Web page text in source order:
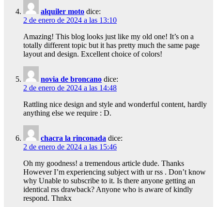
alquiler moto dice:
2 de enero de 2024 a las 13:10
Amazing! This blog looks just like my old one! It’s on a
totally different topic but it has pretty much the same page
layout and design. Excellent choice of colors!
novia de broncano dice:
2 de enero de 2024 a las 14:48
Rattling nice design and style and wonderful content, hardly
anything else we require : D.
chacra la rinconada dice:
2 de enero de 2024 a las 15:46
Oh my goodness! a tremendous article dude. Thanks
However I’m experiencing subject with ur rss . Don’t know
why Unable to subscribe to it. Is there anyone getting an
identical rss drawback? Anyone who is aware of kindly
respond. Thnkx